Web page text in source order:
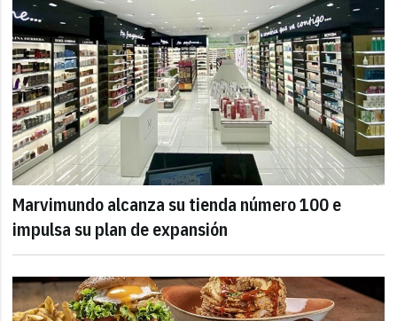
Marvimundo alcanza su tienda número 100 e
impulsa su plan de expansión